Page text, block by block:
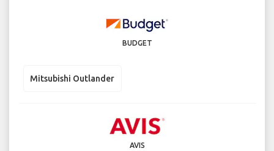
BUDGET
Mitsubishi Outlander
AVIS